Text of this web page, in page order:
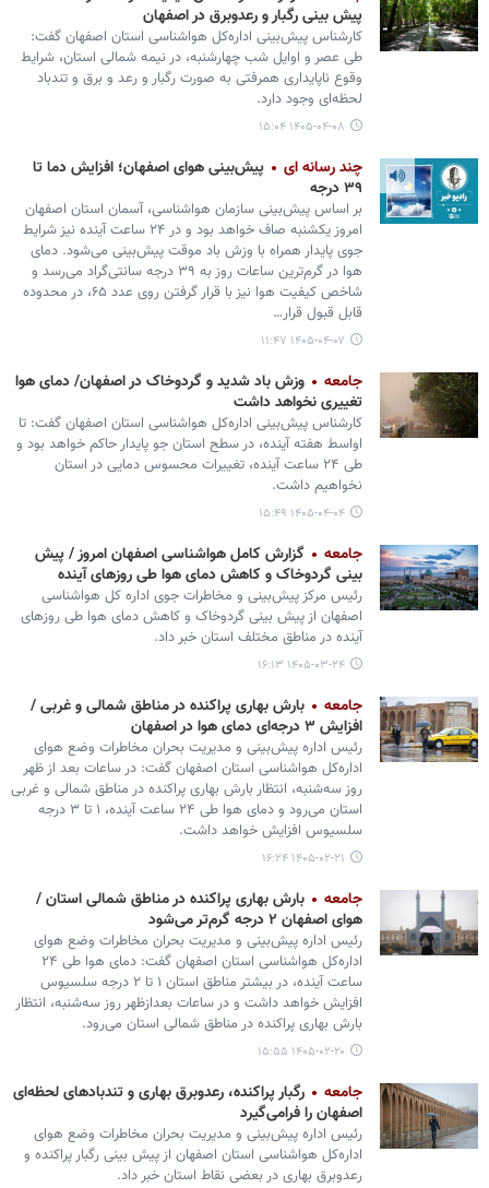
پیش بینی رگبار و رعدوبرق در اصفهان
کارشناس پیش‌بینی اداره‌کل هواشناسی استان اصفهان گفت:
طی عصر و اوایل شب چهارشنبه، در نیمه شمالی استان، شرایط
وقوع ناپایداری همرفتی به صورت رگبار و رعد و برق و تندباد
لحظه‌ای وجود دارد.
۱۴۰۵-۰۴-۰۸ ۱۵:۰۴
چند رسانه ای
پیش‌بینی هوای اصفهان؛ افزایش دما تا
۳۹ درجه
بر اساس پیش‌بینی سازمان هواشناسی، آسمان استان اصفهان
امروز یکشنبه صاف خواهد بود و در ۲۴ ساعت آینده نیز شرایط
جوی پایدار همراه با وزش باد موقت پیش‌بینی می‌شود. دمای
هوا در گرم‌ترین ساعات روز به ۳۹ درجه سانتی‌گراد می‌رسد و
شاخص کیفیت هوا نیز با قرار گرفتن روی عدد ۶۵، در محدوده
قابل قبول قرار…
۱۴۰۵-۰۴-۰۷ ۱۱:۴۷
جامعه
وزش باد شدید و گردوخاک در اصفهان/ دمای هوا
تغییری نخواهد داشت
کارشناس پیش‌بینی اداره‌کل هواشناسی استان اصفهان گفت: تا
اواسط هفته آینده، در سطح استان جو پایدار حاکم خواهد بود و
طی ۲۴ ساعت آینده، تغییرات محسوس دمایی در استان
نخواهیم داشت.
۱۴۰۵-۰۴-۰۴ ۱۵:۴۹
جامعه
گزارش کامل هواشناسی اصفهان امروز / پیش
بینی گردوخاک و کاهش دمای هوا طی روزهای آینده
رئیس مرکز پیش‌بینی و مخاطرات جوی اداره کل هواشناسی
اصفهان از پیش بینی گردوخاک و کاهش دمای هوا طی روزهای
آینده در مناطق مختلف استان خبر داد.
۱۴۰۵-۰۳-۲۴ ۱۶:۱۳
جامعه
بارش بهاری پراکنده در مناطق شمالی و غربی /
افزایش ۳ درجه‌ای دمای هوا در اصفهان
رئیس اداره پیش‌بینی و مدیریت بحران مخاطرات وضع هوای
اداره‌کل هواشناسی استان اصفهان گفت: در ساعات بعد از ظهر
روز سه‌شنبه، انتظار بارش بهاری پراکنده در مناطق شمالی و غربی
استان می‌رود و دمای هوا طی ۲۴ ساعت آینده، ۱ تا ۳ درجه
سلسیوس افزایش خواهد داشت.
۱۴۰۵-۰۲-۲۱ ۱۶:۲۴
جامعه
بارش بهاری پراکنده در مناطق شمالی استان /
هوای اصفهان ۲ درجه گرم‎‌تر می‌شود
رئیس اداره پیش‌بینی و مدیریت بحران مخاطرات وضع هوای
اداره‌کل هواشناسی استان اصفهان گفت: دمای هوا طی ۲۴
ساعت آینده، در بیشتر مناطق استان ۱ تا ۲ درجه سلسیوس
افزایش خواهد داشت و در ساعات بعدازظهر روز سه‌شنبه، انتظار
بارش بهاری پراکنده در مناطق شمالی استان می‌رود.
۱۴۰۵-۰۲-۲۰ ۱۵:۵۵
جامعه
رگبار پراکنده، رعدوبرق بهاری و تندبادهای لحظه‌ای
اصفهان را فرامی‌گیرد
رئیس اداره پیش‌بینی و مدیریت بحران مخاطرات وضع هوای
اداره‌کل هواشناسی استان اصفهان از پیش بینی رگبار پراکنده و
رعدوبرق بهاری در بعضی نقاط استان خبر داد.